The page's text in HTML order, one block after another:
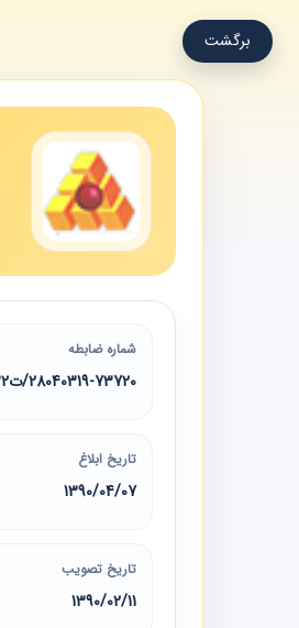
برگشت
شماره ضابطه
28040319-73720/ت45432هـ
تاریخ ابلاغ
1390/04/07
تاریخ تصویب
1390/02/11